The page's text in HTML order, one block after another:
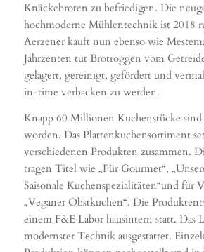
Knäckebroten zu befriedigen. Die
hochmoderne Mühlentechnik ist 2018
Aerzener kauft nun ebenso wie
Jahrzenten tut Brotroggen vom
gelagert, gereinigt, gefördert und
in-time verbacken zu werden.
Knapp 60 Millionen Kuchenstücke
worden. Das Plattenkuchensortiment
verschiedenen Produkten zusammen.
tragen Titel wie „Für Gourmet“,
Saisonale Kuchenspezialitäten“und für
„Veganer Obstkuchen“. Die
einem F&E Labor hausintern statt. Das
modernster Technik ausgestattet.